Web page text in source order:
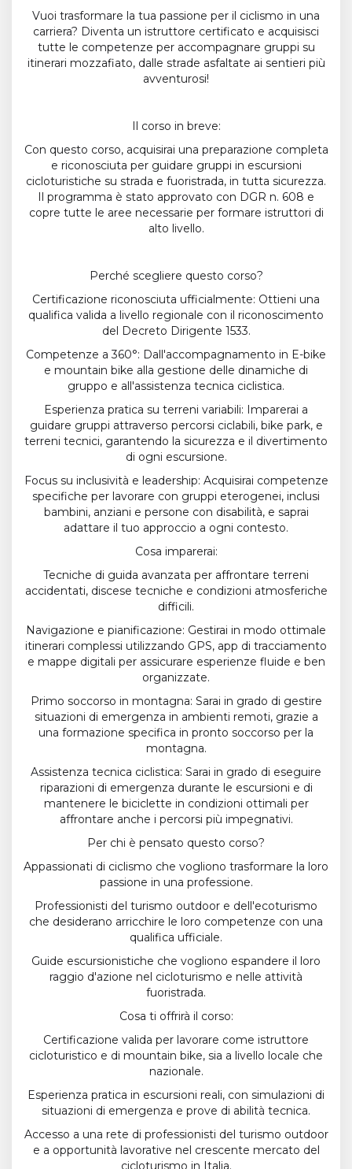
Vuoi trasformare la tua passione per il ciclismo in una
carriera? Diventa un istruttore certificato e acquisisci
tutte le competenze per accompagnare gruppi su
itinerari mozzafiato, dalle strade asfaltate ai sentieri più
avventurosi!
Il corso in breve:
Con questo corso, acquisirai una preparazione completa
e riconosciuta per guidare gruppi in escursioni
cicloturistiche su strada e fuoristrada, in tutta sicurezza.
Il programma è stato approvato con DGR n. 608 e
copre tutte le aree necessarie per formare istruttori di
alto livello.
Perché scegliere questo corso?
Certificazione riconosciuta ufficialmente: Ottieni una
qualifica valida a livello regionale con il riconoscimento
del Decreto Dirigente 1533.
Competenze a 360°: Dall'accompagnamento in E-bike
e mountain bike alla gestione delle dinamiche di
gruppo e all'assistenza tecnica ciclistica.
Esperienza pratica su terreni variabili: Imparerai a
guidare gruppi attraverso percorsi ciclabili, bike park, e
terreni tecnici, garantendo la sicurezza e il divertimento
di ogni escursione.
Focus su inclusività e leadership: Acquisirai competenze
specifiche per lavorare con gruppi eterogenei, inclusi
bambini, anziani e persone con disabilità, e saprai
adattare il tuo approccio a ogni contesto.
Cosa imparerai:
Tecniche di guida avanzata per affrontare terreni
accidentati, discese tecniche e condizioni atmosferiche
difficili.
Navigazione e pianificazione: Gestirai in modo ottimale
itinerari complessi utilizzando GPS, app di tracciamento
e mappe digitali per assicurare esperienze fluide e ben
organizzate.
Primo soccorso in montagna: Sarai in grado di gestire
situazioni di emergenza in ambienti remoti, grazie a
una formazione specifica in pronto soccorso per la
montagna.
Assistenza tecnica ciclistica: Sarai in grado di eseguire
riparazioni di emergenza durante le escursioni e di
mantenere le biciclette in condizioni ottimali per
affrontare anche i percorsi più impegnativi.
Per chi è pensato questo corso?
Appassionati di ciclismo che vogliono trasformare la loro
passione in una professione.
Professionisti del turismo outdoor e dell'ecoturismo
che desiderano arricchire le loro competenze con una
qualifica ufficiale.
Guide escursionistiche che vogliono espandere il loro
raggio d'azione nel cicloturismo e nelle attività
fuoristrada.
Cosa ti offrirà il corso:
Certificazione valida per lavorare come istruttore
cicloturistico e di mountain bike, sia a livello locale che
nazionale.
Esperienza pratica in escursioni reali, con simulazioni di
situazioni di emergenza e prove di abilità tecnica.
Accesso a una rete di professionisti del turismo outdoor
e a opportunità lavorative nel crescente mercato del
cicloturismo in Italia.